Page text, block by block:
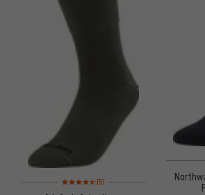
Valoración media: 4,5 de 5 basada en 5
(5)